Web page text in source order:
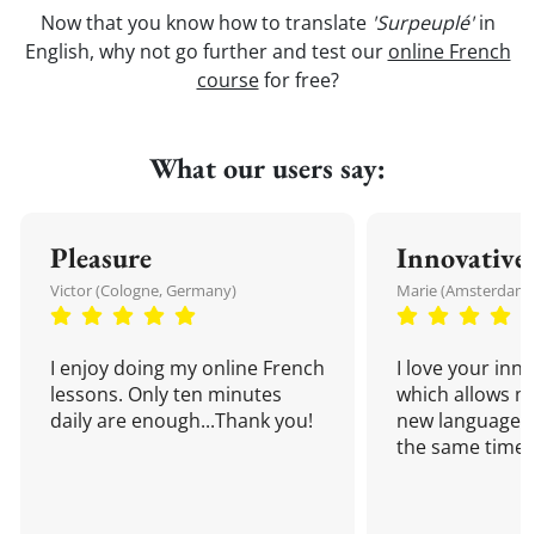
Now that you know how to translate 'Surpeuplé'in
English, why not go further and test our online French
coursefor free?
What our users say:
Pleasure
Victor (Cologne, Germany)
I enjoy doing my online French
lessons. Only ten minutes
daily are enough...Thank you!
Innovative
Marie
I love your
which allows
new language
the same time!